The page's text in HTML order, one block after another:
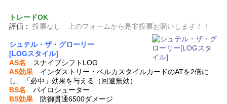
トレードOK
評価：
投票なし 上のフォームから是非投票お願いします！！
シュテル・ザ・グローリー
[LOGスタイル]
AS名 スナイプシフトLOG
AS効果 インダストリー・ベルカスタイルカードのATを2倍に
し、「必中」効果を与える（回避無効）
BS名 パイロシューター
BS効果 防御貫通6500ダメージ